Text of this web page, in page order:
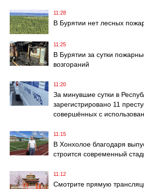
11:28
В Бурятии нет лесных
11:25
В Бурятии за сутки
возгораний
11:20
За минувшие сутки в
зарегистрировано 11
совершённых с
11:15
В Хонхолое благодаря
строится современный
11:12
Смотрите прямую